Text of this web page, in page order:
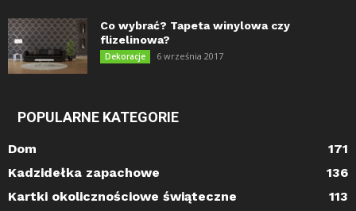
Co wybrać? Tapeta winylowa czy
flizelinowa?
Dekoracje 6 września 2017
POPULARNE KATEGORIE
Dom
171
Kadzidełka zapachowe
136
Kartki okolicznościowe świąteczne
113